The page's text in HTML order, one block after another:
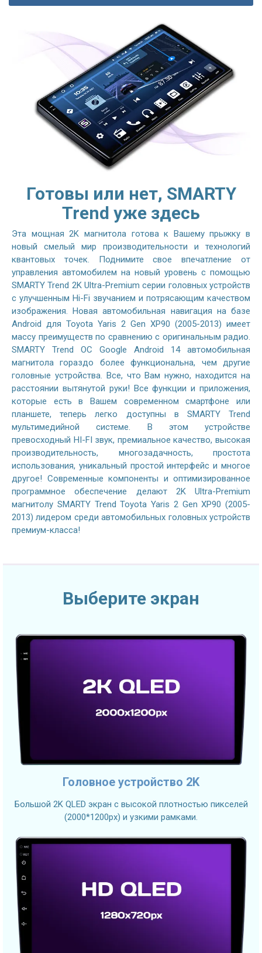
Готовы или нет, SMARTY
Trend уже здесь
Эта мощная 2K магнитола готова к Вашему прыжку в
новый смелый мир производительности и технологий
квантовых точек. Поднимите свое впечатление от
управления автомобилем на новый уровень с помощью
SMARTY Trend 2K Ultra-Premium серии головных устройств
с улучшенным Hi-Fi звучанием и потрясающим качеством
изображения. Новая автомобильная навигация на базе
Android для Toyota Yaris 2 Gen XP90 (2005-2013) имеет
массу преимуществ по сравнению с оригинальным радио.
SMARTY Trend ОС Google Android 14 автомобильная
магнитола гораздо более функциональна, чем другие
головные устройства. Все, что Вам нужно, находится на
расстоянии вытянутой руки! Все функции и приложения,
которые есть в Вашем современном смартфоне или
планшете, теперь легко доступны в SMARTY Trend
мультимедийной системе. В этом устройстве
превосходный HI-FI звук, премиальное качество, высокая
производительность, многозадачность, простота
использования, уникальный простой интерфейс и многое
другое! Современные компоненты и оптимизированное
программное обеспечение делают 2K Ultra-Premium
магнитолу SMARTY Trend Toyota Yaris 2 Gen XP90 (2005-
2013) лидером среди автомобильных головных устройств
премиум-класса!
Выберите экран
Головное устройство 2K
Большой 2K QLED экран с высокой плотностью пикселей
(2000*1200px) и узкими рамками.